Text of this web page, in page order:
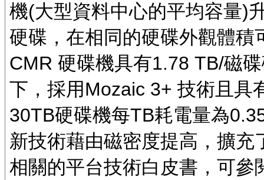
機(大型資料中心的平均容量)
硬碟，在相同的硬碟外觀體
CMR 硬碟機具有1.78 TB/磁
下，採用Mozaic 3+ 技術且具
30TB硬碟機每TB耗電量為
新技術藉由磁密度提高，擴
相關的平台技術白皮書，可參